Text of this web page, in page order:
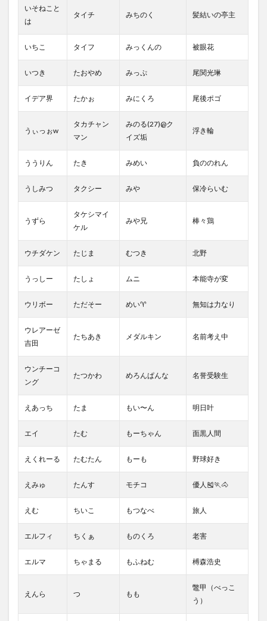
いそねこと
は
タイチ みちのく 髪結いの亭主
いちこ タイフ みっくんの 被眼花
いつき たおやめ みっぷ 尾関光琳
イデア界 たかぉ みにくろ 尾後ポゴ
うぃっぉw
タカチャン
マン
みのる(27)@ク
イズ垢
浮き輪
ううりん たき みめい 負ののれん
うしみつ タクシー みや 保冷らいむ
うずら
タケシマイ
ケル
みや兄 棒々鶏
ウチダケン たじま むつき 北野
うっしー たしょ ムニ 本能寺が変
ウリボー ただそー めい♈︎ 無知は力なり
ウレアーゼ
吉田
たちあき メダルキン 名前考え中
ウンチーコ
ング
たつかわ めろんぱんな 名誉受験生
えあっち たま もい〜ん 明日叶
エイ たむ もーちゃん 面黒人間
えくれーる たむたん もーも 野球好き
えみゅ たんす モチコ 優人🎽🏃🐴
えむ ちいこ もつなべ 旅人
エルフィ ちくぁ ものくろ 老害
エルマ ちゃまる もふねむ 榑森浩史
えんら つ もも
鼈甲（べっこ
う）